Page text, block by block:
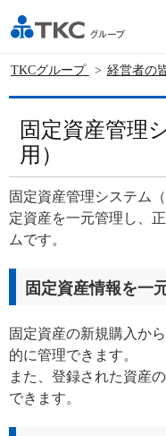
TKCグループ 経営者の
固定資産管理
用）
固定資産管理システム
定資産を一元管理し、
ムです。
固定資産情報を一
固定資産の新規購入か
的に管理できます。
また、登録された資産
できます。